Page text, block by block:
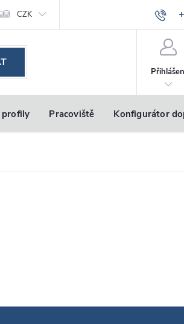
CZK
profily Pracoviště Konfigurátor